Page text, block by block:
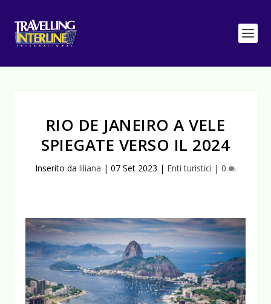
RIO DE JANEIRO A VELE
SPIEGATE VERSO IL 2024
Inserito da liliana | 07 Set 2023 | Enti turistici | 0